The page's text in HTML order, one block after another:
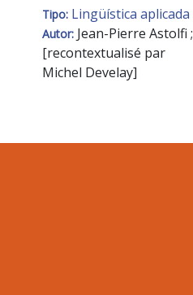
Tipo: Lingüística aplicada
Autor: Jean-Pierre Astolfi ;
[recontextualisé par
Michel Develay]